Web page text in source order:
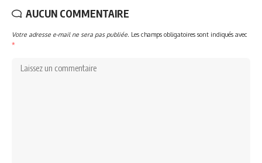
AUCUN COMMENTAIRE
Votre adresse e-mail ne sera pas publiée. Les champs obligatoires sont indiqués avec
*